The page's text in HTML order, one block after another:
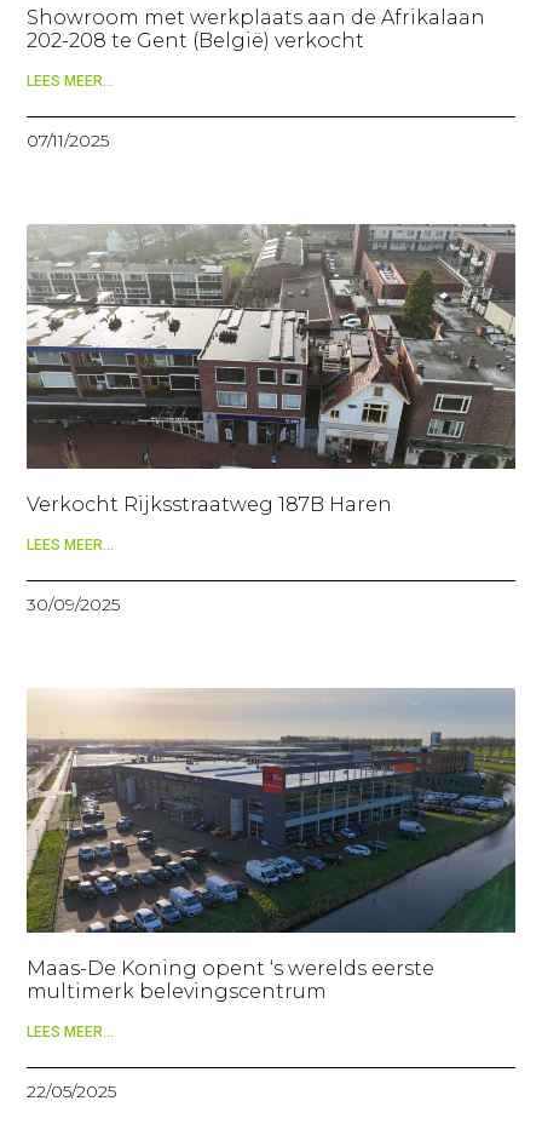
Showroom met werkplaats aan de Afrikalaan
202-208 te Gent (België) verkocht
LEES MEER...
07/11/2025
Verkocht Rijksstraatweg 187B Haren
LEES MEER...
30/09/2025
Maas-De Koning opent ‘s werelds eerste
multimerk belevingscentrum
LEES MEER...
22/05/2025